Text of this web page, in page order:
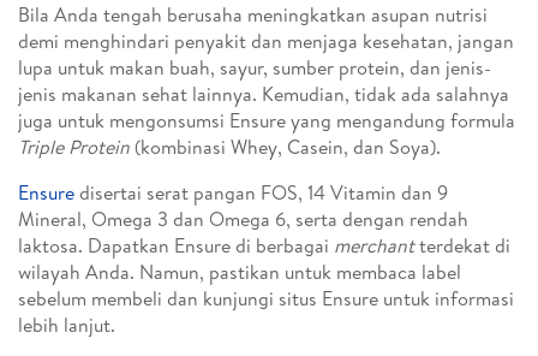
Bila Anda tengah berusaha meningkatkan asupan nutrisi
demi menghindari penyakit dan menjaga kesehatan, jangan
lupa untuk makan buah, sayur, sumber protein, dan jenis-
jenis makanan sehat lainnya. Kemudian, tidak ada salahnya
juga untuk mengonsumsi Ensure yang mengandung formula
Triple Protein (kombinasi Whey, Casein, dan Soya).
Ensuredisertai serat pangan FOS, 14 Vitamin dan 9
Mineral, Omega 3 dan Omega 6, serta dengan rendah
laktosa. Dapatkan Ensure di berbagai merchantterdekat di
wilayah Anda. Namun, pastikan untuk membaca label
sebelum membeli dan kunjungi situs Ensure untuk informasi
lebih lanjut.